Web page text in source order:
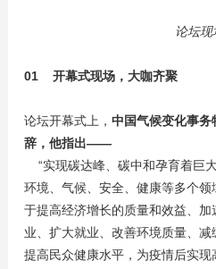
论坛现
01 开幕式现场，大咖齐聚
论坛开幕式上， 中国气候变化事务
辞，他指出——
“实现碳达峰、碳中和孕育着巨
环境、气候、安全、健康等多个领
于提高经济增长的质量和效益、
业、扩大就业、改善环境质量、减
提高民众健康水平，为疫情后实